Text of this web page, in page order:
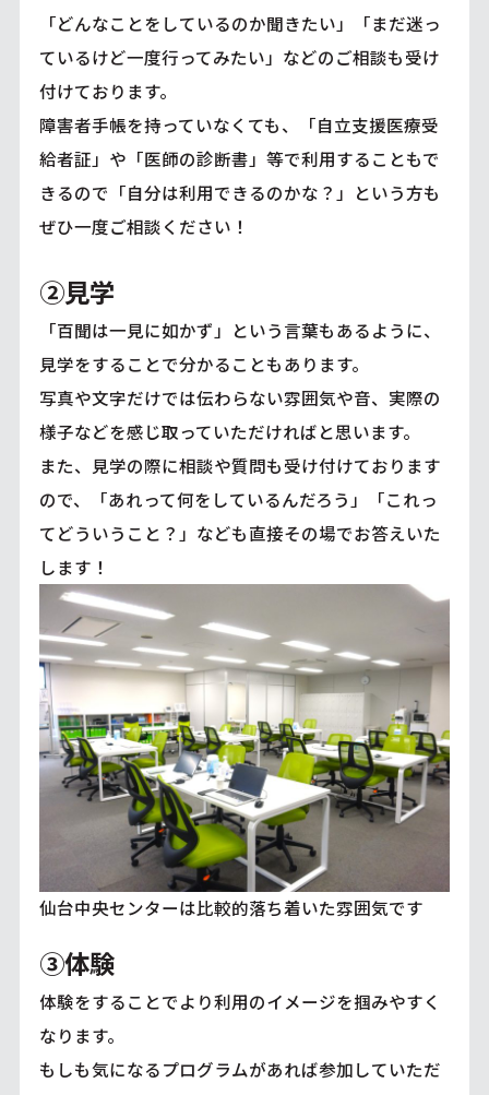
「どんなことをしているのか聞きたい」「まだ迷っ
ているけど一度行ってみたい」などのご相談も受け
付けております。
障害者手帳を持っていなくても、「自立支援医療受
給者証」や「医師の診断書」等で利用することもで
きるので「自分は利用できるのかな？」という方も
ぜひ一度ご相談ください！
②見学
「百聞は一見に如かず」という言葉もあるように、
見学をすることで分かることもあります。
写真や文字だけでは伝わらない雰囲気や音、実際の
様子などを感じ取っていただければと思います。
また、見学の際に相談や質問も受け付けております
ので、「あれって何をしているんだろう」「これっ
てどういうこと？」なども直接その場でお答えいた
します！
仙台中央センターは比較的落ち着いた雰囲気です
③体験
体験をすることでより利用のイメージを掴みやすく
なります。
もしも気になるプログラムがあれば参加していただ